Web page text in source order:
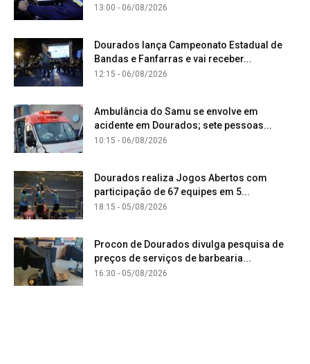
13:00 - 06/08/2026
Dourados lança Campeonato Estadual de
Bandas e Fanfarras e vai receber...
12:15 - 06/08/2026
Ambulância do Samu se envolve em
acidente em Dourados; sete pessoas...
10:15 - 06/08/2026
Dourados realiza Jogos Abertos com
participação de 67 equipes em 5...
18:15 - 05/08/2026
Procon de Dourados divulga pesquisa de
preços de serviços de barbearia...
16:30 - 05/08/2026